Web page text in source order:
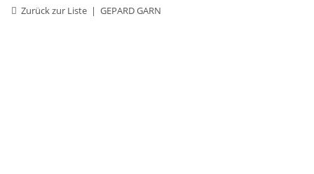
Zurück zur Liste GEPARD GARN